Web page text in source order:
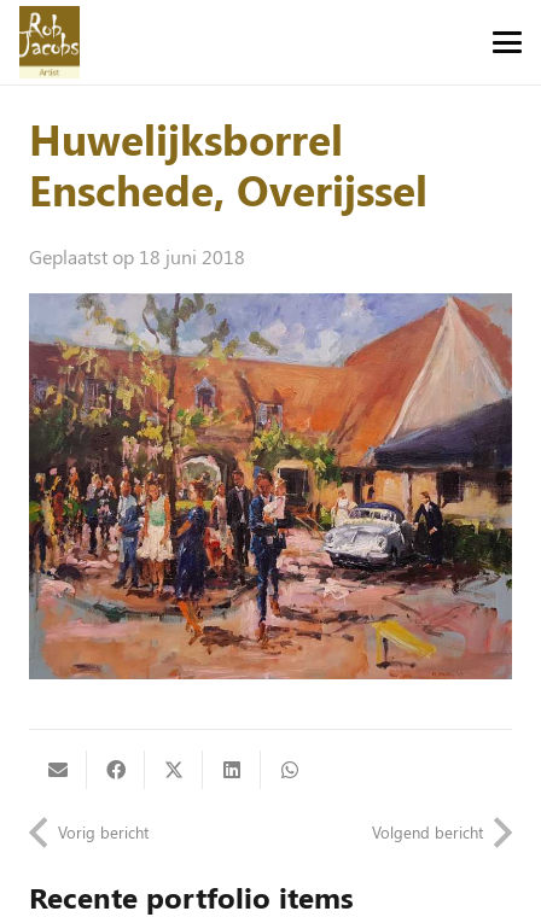
Huwelijksborrel
Enschede, Overijssel
Geplaatst op 18 juni 2018
Vorig bericht Volgend bericht
Recente portfolio items